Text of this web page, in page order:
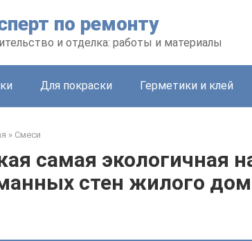
по ремонту
и отделка: работы и материалы
Для покраски Герметики и клей
» Смеси
самая экологичная
стен жилого